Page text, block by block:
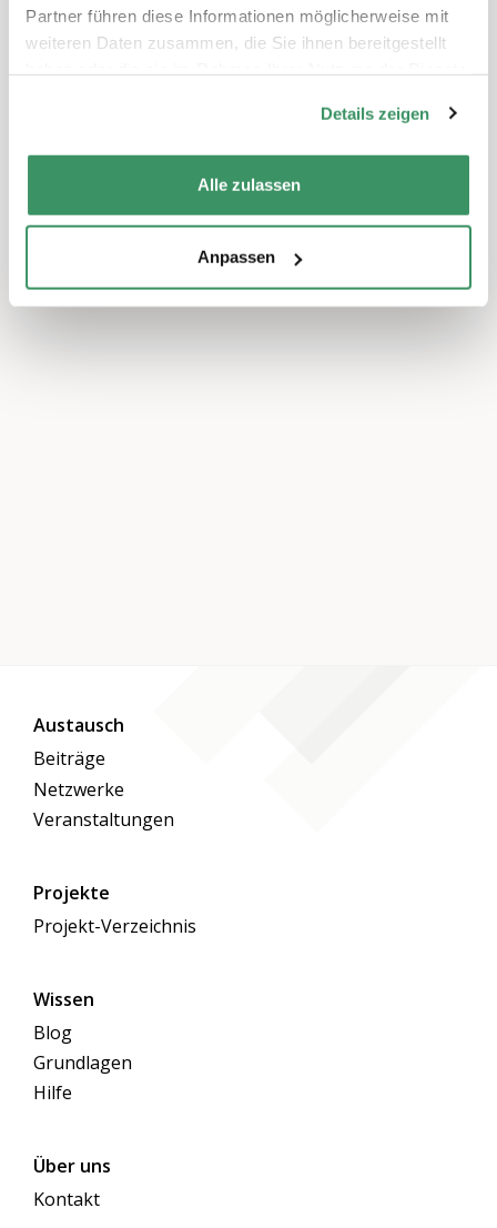
Partner führen diese Informationen möglicherweise mit
weiteren Daten zusammen, die Sie ihnen bereitgestellt
Details zeigen
Alle zulassen
Anpassen
Austausch
Beiträge
Netzwerke
Veranstaltungen
Projekte
Projekt-Verzeichnis
Wissen
Blog
Grundlagen
Hilfe
Über uns
Kontakt